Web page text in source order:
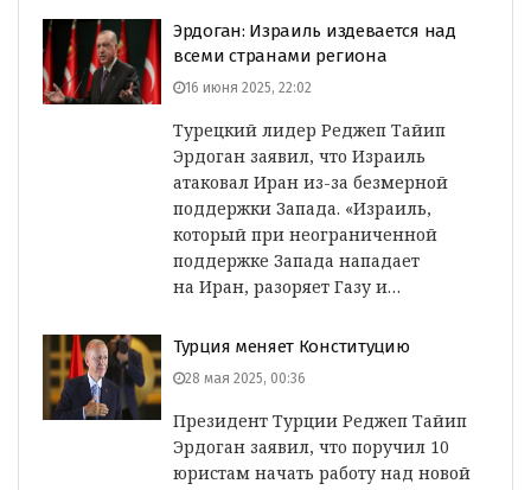
Эрдоган: Израиль издевается над
всеми странами региона
16 июня 2025, 22:02
Турецкий лидер Реджеп Тайип
Эрдоган заявил, что Израиль
атаковал Иран из-за безмерной
поддержки Запада. «Израиль,
который при неограниченной
поддержке Запада нападает
на Иран, разоряет Газу и…
Турция меняет Конституцию
28 мая 2025, 00:36
Президент Турции Реджеп Тайип
Эрдоган заявил, что поручил 10
юристам начать работу над новой